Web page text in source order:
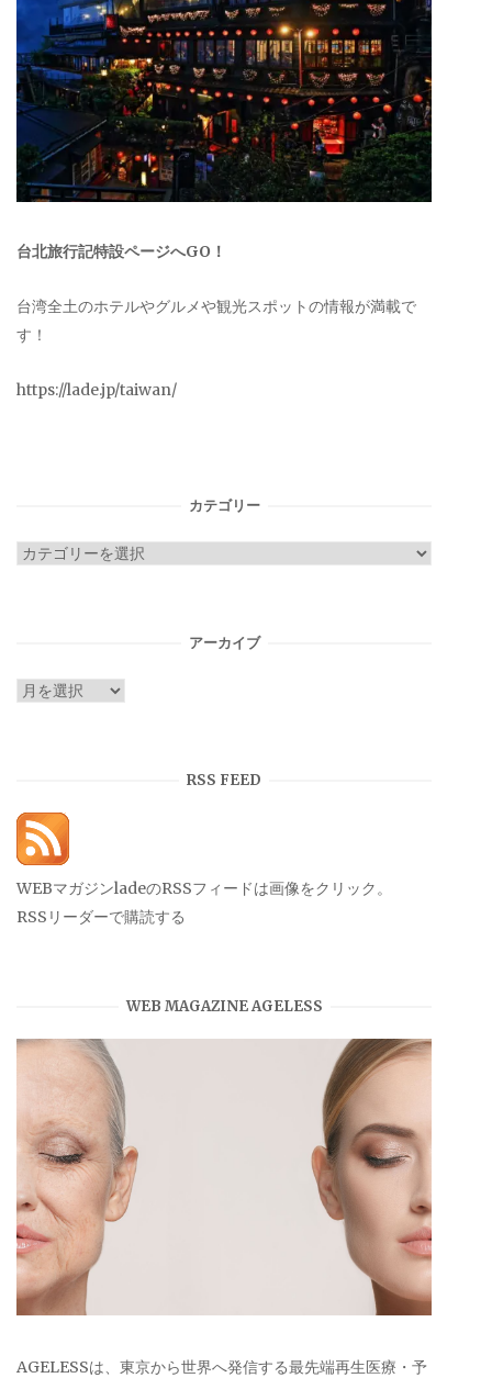
台北旅行記特設ページへGO！
台湾全土のホテルやグルメや観光スポットの情報が満載で
す！
https://lade.jp/taiwan/
カテゴリー
カ
アーカイブ
ア
RSS FEED
WEBマガジンladeのRSSフィードは画像をクリック。
RSSリーダーで購読する
WEB MAGAZINE AGELESS
AGELESSは、東京から世界へ発信する最先端再生医療・予